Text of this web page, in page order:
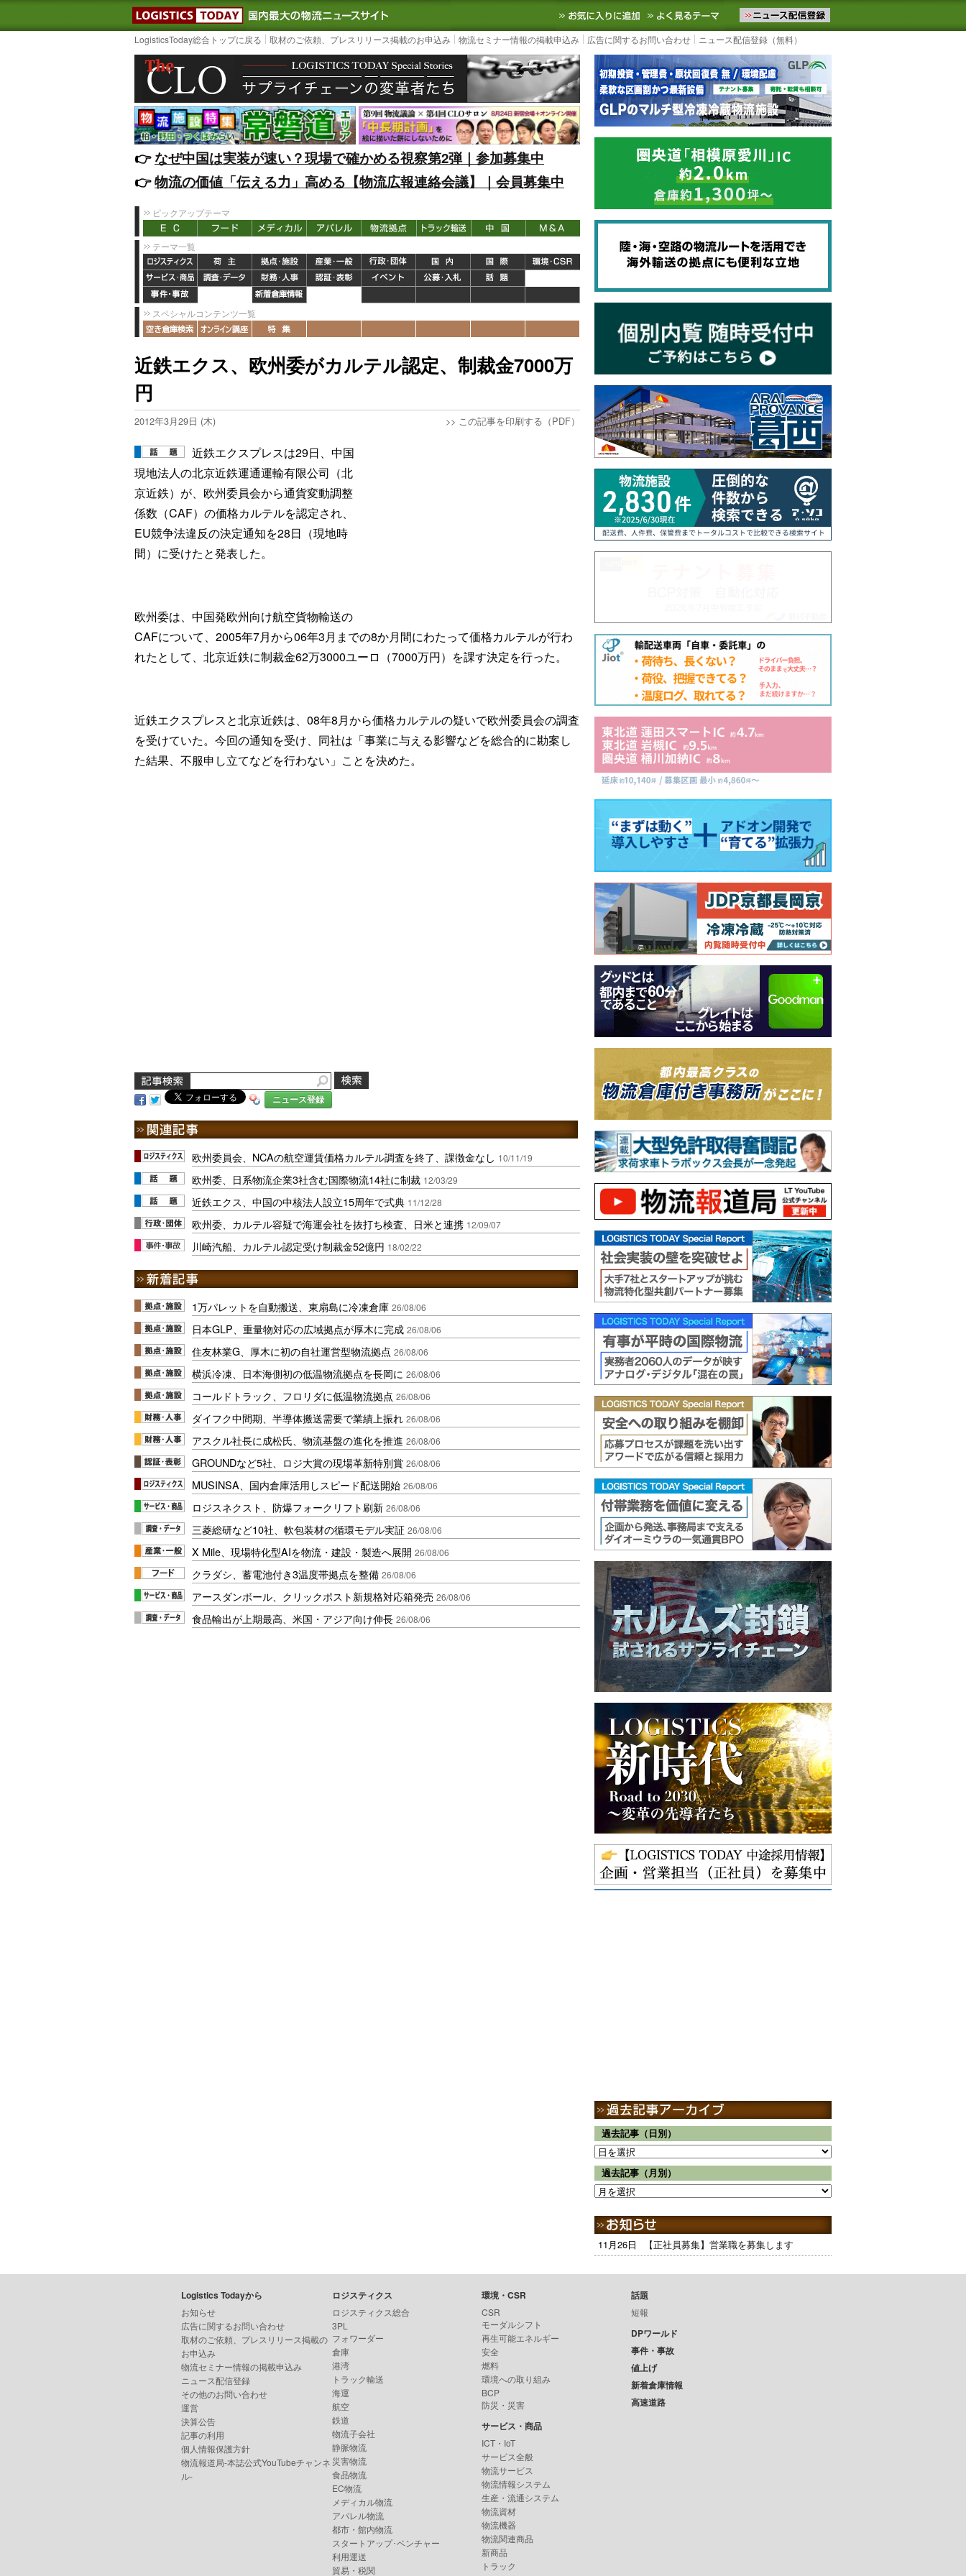
LOGISTICS TODAY｜国内最大の物流ニュースサイト3PL, SCMなど国内外の最新の物流ニュースをお届けします。物流ニュースメール配信を登録す
お気に入りに追加 よく見るテーマ
LogisticsToday総合トップに戻る 取材のご依頼、プレスリリース掲載のお申込み 物流セミナー情報の掲載申込み 広告に関するお問い合わせ ニュース配信登録（無料）
👉️なぜ中国は実装が速い？現場で確かめる視察第2弾｜参加募集中
👉️物流の価値「伝える力」高める【物流広報連絡会議】｜会員募集中
ピックアップテーマ
テーマ一覧
スペシャルコンテンツ一覧
近鉄エクス、欧州委がカルテル認定、制裁金7000万
円
2012年3月29日 (木) >> この記事を印刷する（PDF）
近鉄エクスプレスは29日、中国
現地法人の北京近鉄運通運輸有限公司（北
京近鉄）が、欧州委員会から通貨変動調整
係数（CAF）の価格カルテルを認定され、
EU競争法違反の決定通知を28日（現地時
間）に受けたと発表した。
欧州委は、中国発欧州向け航空貨物輸送の
CAFについて、2005年7月から06年3月までの8か月間にわたって価格カルテルが行わ
れたとして、北京近鉄に制裁金62万3000ユーロ（7000万円）を課す決定を行った。
近鉄エクスプレスと北京近鉄は、08年8月から価格カルテルの疑いで欧州委員会の調査
を受けていた。今回の通知を受け、同社は「事業に与える影響などを総合的に勘案し
た結果、不服申し立てなどを行わない」ことを決めた。
ニュース登録
欧州委員会、NCAの航空運賃価格カルテル調査を終了、課徴金なし 10/11/19
欧州委、日系物流企業3社含む国際物流14社に制裁 12/03/29
近鉄エクス、中国の中核法人設立15周年で式典 11/12/28
欧州委、カルテル容疑で海運会社を抜打ち検査、日米と連携 12/09/07
川崎汽船、カルテル認定受け制裁金52億円 18/02/22
1万パレットを自動搬送、東扇島に冷凍倉庫 26/08/06
日本GLP、重量物対応の広域拠点が厚木に完成 26/08/06
住友林業G、厚木に初の自社運営型物流拠点 26/08/06
横浜冷凍、日本海側初の低温物流拠点を長岡に 26/08/06
コールドトラック、フロリダに低温物流拠点 26/08/06
ダイフク中間期、半導体搬送需要で業績上振れ 26/08/06
アスクル社長に成松氏、物流基盤の進化を推進 26/08/06
GROUNDなど5社、ロジ大賞の現場革新特別賞 26/08/06
MUSINSA、国内倉庫活用しスピード配送開始 26/08/06
ロジスネクスト、防爆フォークリフト刷新 26/08/06
三菱総研など10社、軟包装材の循環モデル実証 26/08/06
X Mile、現場特化型AIを物流・建設・製造へ展開 26/08/06
クラダシ、蓄電池付き3温度帯拠点を整備 26/08/06
アースダンボール、クリックポスト新規格対応箱発売 26/08/06
食品輸出が上期最高、米国・アジア向け伸長 26/08/06
過去記事（日別）
過去記事（月別）
11月26日 【正社員募集】営業職を募集します
Logistics Todayから
お知らせ
広告に関するお問い合わせ
取材のご依頼、プレスリリース掲載の
お申込み
物流セミナー情報の掲載申込み
ニュース配信登録
その他のお問い合わせ
運営
決算公告
記事の利用
個人情報保護方針
物流報道局-本誌公式YouTubeチャンネ
ル-
ロジスティクス
ロジスティクス総合
3PL
フォワーダー
倉庫
港湾
トラック輸送
海運
航空
鉄道
物流子会社
静脈物流
災害物流
食品物流
EC物流
メディカル物流
アパレル物流
都市・館内物流
スタートアップ･ベンチャー
利用運送
貿易・税関
環境・CSR
CSR
モーダルシフト
再生可能エネルギー
安全
燃料
環境への取り組み
BCP
防災・災害
サービス・商品
ICT・IoT
サービス全般
物流サービス
物流情報システム
生産・流通システム
物流資材
物流機器
物流関連商品
新商品
トラック
話題
短報
DPワールド
事件・事故
値上げ
新着倉庫情報
高速道路